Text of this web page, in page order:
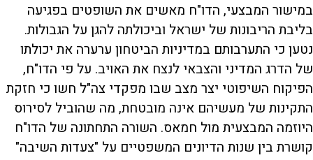
במישור המבצעי, הדו"ח מאשים את השופטים בפגיעה
בליבת הריבונות של ישראל וביכולתה להגן על הגבולות.
נטען כי התערבותם במדיניות הביטחון ערערה את יכולתו
של הדרג המדיני והצבאי לנצח את האויב. על פי הדו"ח,
הפיקוח השיפוטי יצר מצב שבו מפקדי צה"ל חשו כי חזקת
התקינות של מעשיהם אינה מובטחת, מה שהוביל לסירוס
היוזמה המבצעית מול חמאס. השורה התחתונה של הדו"ח
קושרת בין שנות הדיונים המשפטיים על "צעדות השיבה"